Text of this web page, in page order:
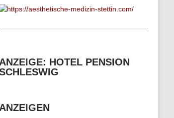
ANZEIGE: HOTEL PENSION
ANZEIGEN